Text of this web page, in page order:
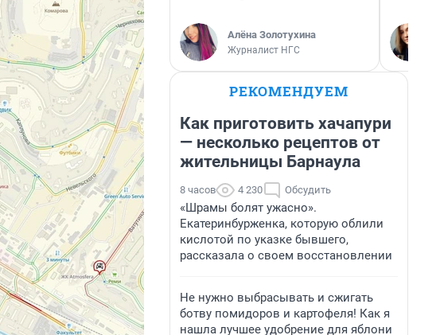
Алёна Золотухина
Журналист НГС
РЕКОМЕНДУЕМ
Как приготовить хачапури
— несколько рецептов от
жительницы Барнаула
8 часов 4 230 Обсудить
«Шрамы болят ужасно».
Екатеринбурженка, которую облили
кислотой по указке бывшего,
рассказала о своем восстановлении
Не нужно выбрасывать и сжигать
ботву помидоров и картофеля! Как я
нашла лучшее удобрение для яблони